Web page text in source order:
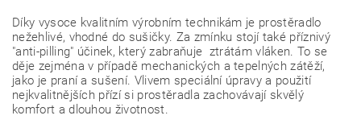
Díky vysoce kvalitním výrobním technikám je prostěradlo
nežehlivé, vhodné do sušičky. Za zmínku stojí také příznivý
"anti-pilling" účinek, který zabraňuje ztrátám vláken. To se
děje zejména v případě mechanických a tepelných zátěží,
jako je praní a sušení. Vlivem speciální úpravy a použití
nejkvalitnějších přízí si prostěradla zachovávají skvělý
komfort a dlouhou životnost.